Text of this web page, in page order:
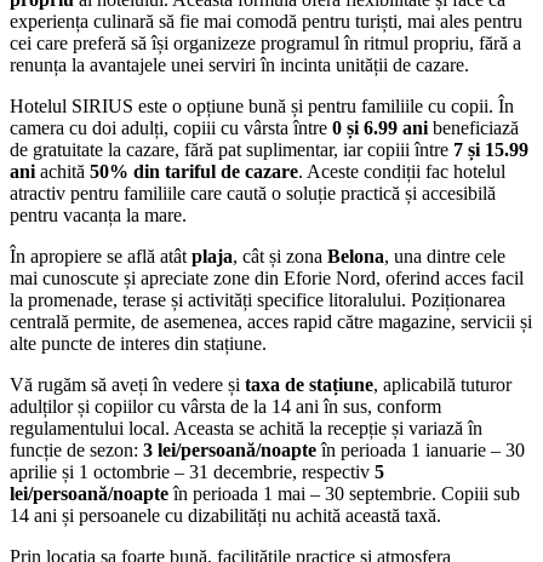
experiența culinară să fie mai comodă pentru turiști, mai ales pentru
cei care preferă să își organizeze programul în ritmul propriu, fără a
renunța la avantajele unei serviri în incinta unității de cazare.
Hotelul SIRIUS este o opțiune bună și pentru familiile cu copii. În
camera cu doi adulți, copiii cu vârsta între 0 și 6.99 ani beneficiază
de gratuitate la cazare, fără pat suplimentar, iar copiii între 7 și 15.99
ani achită 50% din tariful de cazare. Aceste condiții fac hotelul
atractiv pentru familiile care caută o soluție practică și accesibilă
pentru vacanța la mare.
În apropiere se află atât plaja, cât și zona Belona, una dintre cele
mai cunoscute și apreciate zone din Eforie Nord, oferind acces facil
la promenade, terase și activități specifice litoralului. Poziționarea
centrală permite, de asemenea, acces rapid către magazine, servicii și
alte puncte de interes din stațiune.
Vă rugăm să aveți în vedere și taxa de stațiune, aplicabilă tuturor
adulților și copiilor cu vârsta de la 14 ani în sus, conform
regulamentului local. Aceasta se achită la recepție și variază în
funcție de sezon: 3 lei/persoană/noapteîn perioada 1 ianuarie – 30
aprilie și 1 octombrie – 31 decembrie, respectiv 5
lei/persoană/noapteîn perioada 1 mai – 30 septembrie. Copiii sub
14 ani și persoanele cu dizabilități nu achită această taxă.
Prin locația sa foarte bună, facilitățile practice și atmosfera